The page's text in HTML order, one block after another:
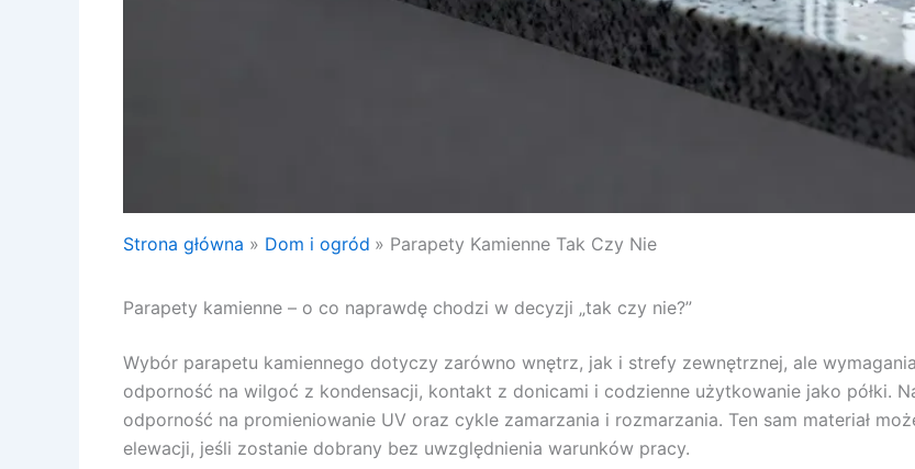
Strona główna Dom i ogród Parapety Kamienne Tak Czy Nie
Parapety kamienne – o co naprawdę chodzi w decyzji „tak czy nie?”
Wybór parapetu kamiennego dotyczy zarówno wnętrz, jak i strefy zewnętrznej, ale
odporność na wilgoć z kondensacji, kontakt z donicami i codzienne użytkowanie jako półki.
odporność na promieniowanie UV oraz cykle zamarzania i rozmarzania. Ten sam materiał
elewacji, jeśli zostanie dobrany bez uwzględnienia warunków pracy.